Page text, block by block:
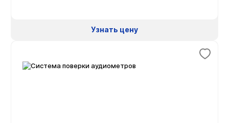
специализированной программы калибровки.
Программа калибровки использует ряд предварительно
представляется в виде таблицы […]
Узнать цену